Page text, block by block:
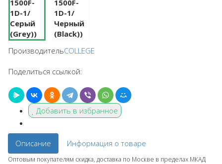
ПроизводительCOLLEGE
Поделиться ссылкой:
Добавить в избранное
Описание Информация о товаре
Оптовым покупателям скидка, доставка по Москве в пределах МКАД